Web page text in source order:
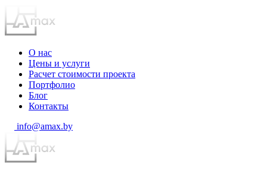
О нас
Цены и услуги
Расчет стоимости проекта
Портфолио
Блог
Контакты
info@amax.by